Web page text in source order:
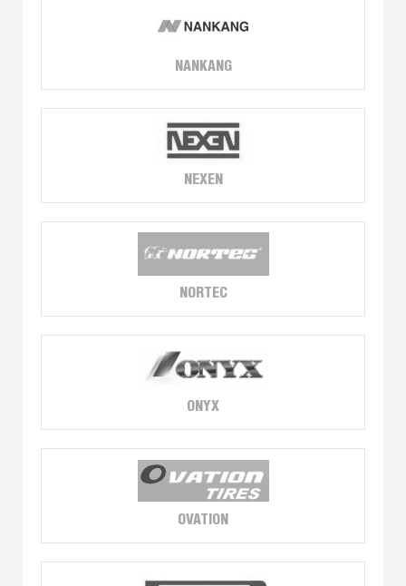
NANKANG
NEXEN
NORTEC
ONYX
OVATION